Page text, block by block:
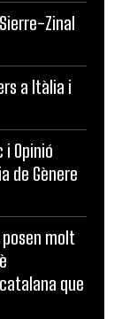
Zinal
a Itàlia i
Opinió
de Gènere
molt
que